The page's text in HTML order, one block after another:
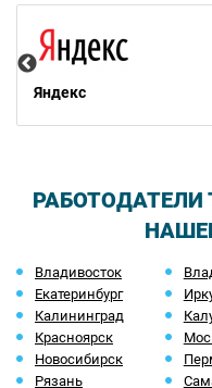
Яндекс
РАБОТОДАТЕЛИ
Владивосток
Екатеринбург
Калининград
Красноярск
Новосибирск
Рязань